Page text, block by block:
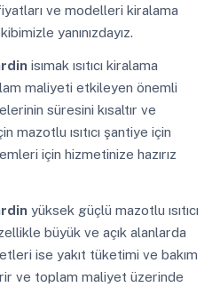
ve modelleri kiralama
yanınızdayız.
isımak ısıtıcı kiralama
maliyeti etkileyen önemli
süresini kısaltır ve
mazotlu ısıtıcı şantiye için
için hizmetinize hazırız
yüksek güçlü mazotlu ısıtıcı
büyük ve açık alanlarda
ise yakıt tüketimi ve bakım
ve toplam maliyet üzerinde